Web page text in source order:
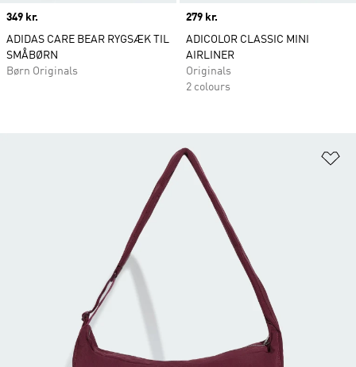
Price
349 kr.
ADIDAS CARE BEAR RYGSÆK TIL
SMÅBØRN
Børn Originals
Price
279 kr.
ADICOLOR CLASSIC MINI
AIRLINER
Originals
2 colours